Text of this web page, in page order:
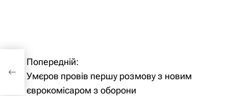
Н
а
Попередній:
Умєров провів першу розмову з новим
єврокомісаром з оборони